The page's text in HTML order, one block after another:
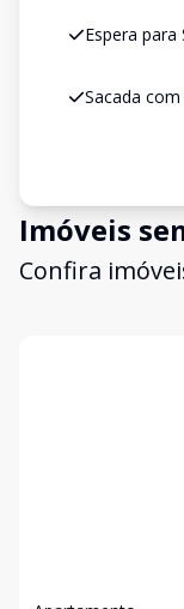
Espera para
Sacada
Imóveis
Confira